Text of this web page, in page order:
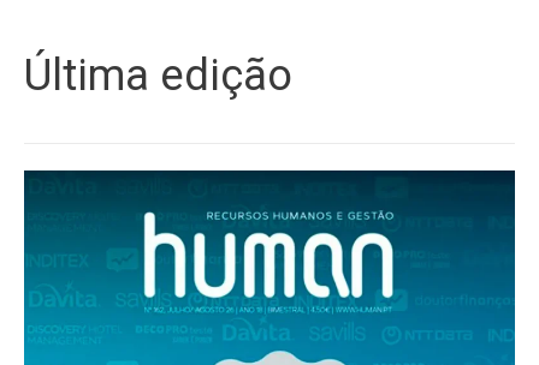
Última edição